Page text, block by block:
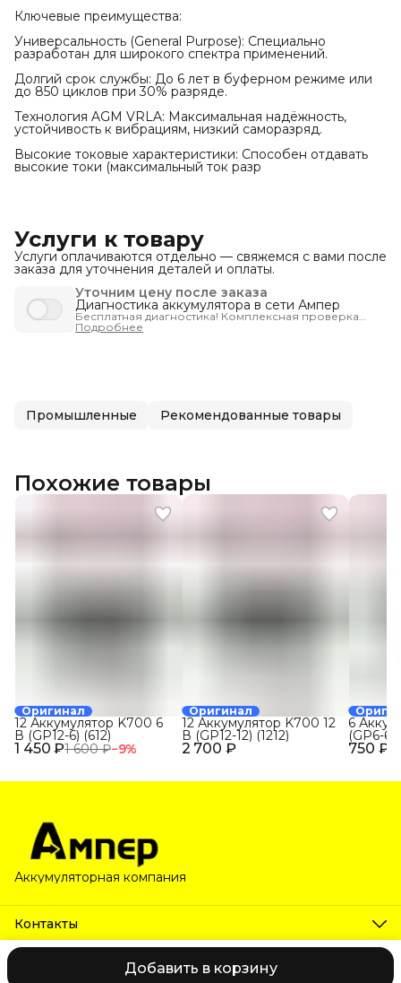
Добавить в корзину
Ключевые преимущества:
Универсальность (General Purpose): Специально
разработан для широкого спектра применений.
Долгий срок службы: До 6 лет в буферном режиме или
до 850 циклов при 30% разряде.
Технология AGM VRLA: Максимальная надёжность,
устойчивость к вибрациям, низкий саморазряд.
Высокие токовые характеристики: Способен отдавать
высокие токи (максимальный ток разр
Услуги к товару
Услуги оплачиваются отдельно — свяжемся с вами после
заказа для уточнения деталей и оплаты.
Уточним цену после заказа
Диагностика аккумулятора в сети Ампер
Бесплатная диагностика! Комплексная проверка
запуска автомобиля - чтобы вы были уверены, что
машина заведётся тогда, когда нужно.
Подробнее
Промышленные Рекомендованные товары
Похожие товары
Оригинал
1 450 ₽1 600 ₽−9%
12 Аккумулятор K700 6
В (GP12-6) (612)
Оригинал
2 700 ₽
12 Аккумулятор K700 12
В (GP12-12) (1212)
750 ₽
6
(GP6-6)
Аккумуляторная компания
Контакты
Телефон
8 (800) 222-63-80
2026 © Ампер. Все права защищены.Оплата